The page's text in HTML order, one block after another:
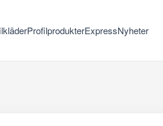
ProfilprodukterExpressNyheter